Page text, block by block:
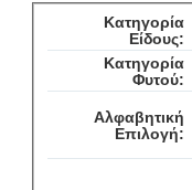
Κατηγορία
Είδους:
Κατηγορία
Φυτού:
Αλφαβητική
Επιλογή: